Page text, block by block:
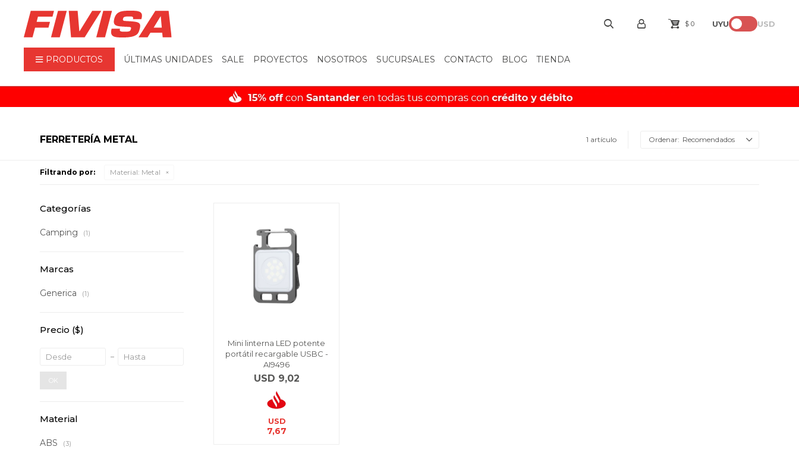
PRODUCTOS ÚLTIMAS UNIDADES SALE PROYECTOS NOSOTROS SUCURSALES CONTACTO BLOG TIENDA
$ 0 UYU USD
FERRETERÍA METAL 1 artículo Recomendados
Filtrando por: Material: Metal
Mini linterna LED potente
portátil recargable USBC -
AI9496
USD 9,02
USD
7,67
Categorías
Camping (1)
Marcas
Generica (1)
Precio ($)
OK
Material
ABS (3)